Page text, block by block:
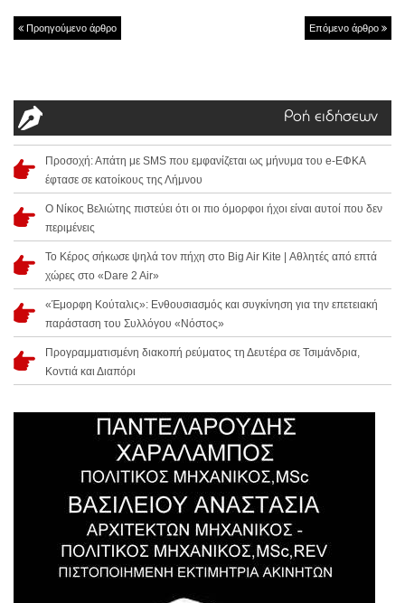
Προηγούμενο άρθρο Επόμενο άρθρο
Ροή ειδήσεων
Προσοχή: Απάτη με SMS που εμφανίζεται ως μήνυμα του e-ΕΦΚΑ
έφτασε σε κατοίκους της Λήμνου
Ο Νίκος Βελιώτης πιστεύει ότι οι πιο όμορφοι ήχοι είναι αυτοί που δεν
περιμένεις
Το Κέρος σήκωσε ψηλά τον πήχη στο Big Air Kite | Αθλητές από επτά
χώρες στο «Dare 2 Air»
«Έμορφη Κούταλις»: Ενθουσιασμός και συγκίνηση για την επετειακή
παράσταση του Συλλόγου «Νόστος»
Προγραμματισμένη διακοπή ρεύματος τη Δευτέρα σε Τσιμάνδρια,
Κοντιά και Διαπόρι